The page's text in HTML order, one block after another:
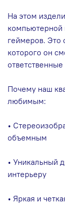
На этом
компьютерной
геймеров. Это
которого он
Почему наш
любимым:
•
объемным
• Уникальный
интерьеру
• Яркая и